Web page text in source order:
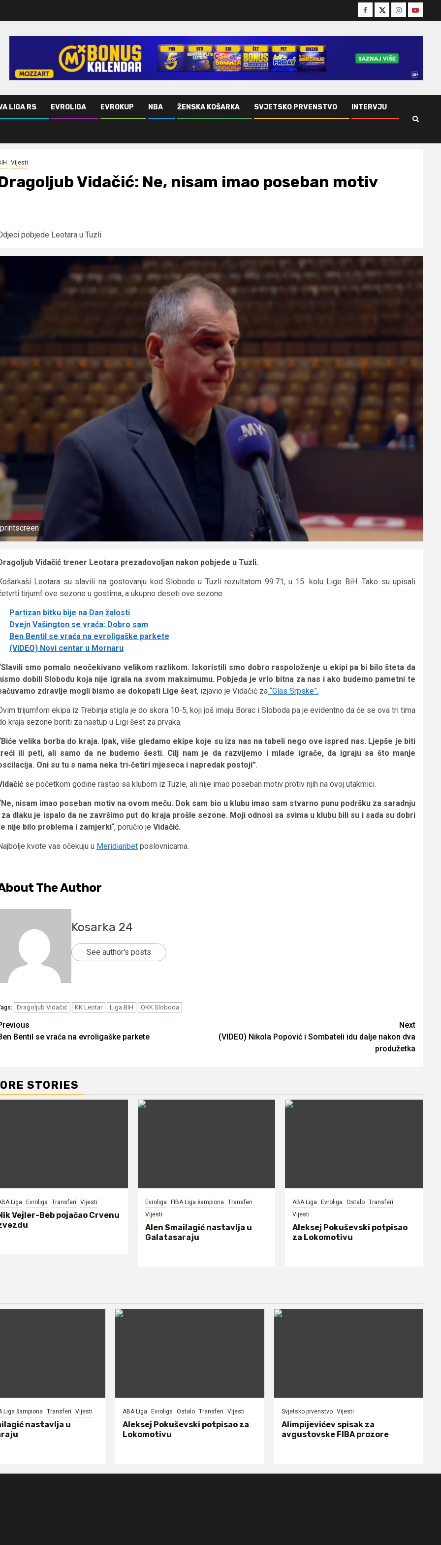
Facebook
TwitterInstagram
Youtube
LIGA RS EVROLIGA EVROKUP NBA ŽENSKA KOŠARKA SVJETSKO PRVENSTVO INTERVJU
Vijesti
Vidačić: Ne, nisam imao poseban motiv
pobjede Leotara u Tuzli.
printscreen
Vidačić trener Leotara prezadovoljan nakon pobjede u Tuzli.
Leotara su slavili na gostovanju kod Slobode u Tuzli rezultatom 99:71, u 15. kolu Lige BiH. Tako su upisali
tirjumf ove sezone u gostima, a ukupno deseti ove sezone.
Partizan bitku bije na Dan žalosti
Dvejn Vašington se vraća: Dobro sam
Ben Bentil se vraća na evroligaške parkete
(VIDEO) Novi centar u Mornaru
smo pomalo neočekivano velikom razlikom. Iskoristili smo dobro raspoloženje u ekipi pa bi bilo šteta da
dobili Slobodu koja nije igrala na svom maksimumu. Pobjeda je vrlo bitna za nas i ako budemo pametni te
zdravlje mogli bismo se dokopati Lige šest, izjavio je Vidačić za “Glas Srpske”.
trijumfom ekipa iz Trebinja stigla je do skora 10-5, koji još imaju Borac i Sloboda pa je evidentno da će se ova tri tima
kraja sezone boriti za nastup u Ligi šest za prvaka.
velika borba do kraja. Ipak, više gledamo ekipe koje su iza nas na tabeli nego ove ispred nas. Ljepše je biti
ili peti, ali samo da ne budemo šesti. Cilj nam je da razvijemo i mlade igrače, da igraju sa što manje
Oni su tu s nama neka tri-četiri mjeseca i napredak postoji”.
se početkom godine rastao sa klubom iz Tuzle, ali nije imao poseban motiv protiv njih na ovoj utakmici.
nisam imao poseban motiv na ovom meču. Dok sam bio u klubu imao sam stvarno punu podršku za saradnju
za dlaku je ispalo da ne završimo put do kraja prošle sezone. Moji odnosi sa svima u klubu bili su i sada su dobri
nije bilo problema i zamjerki“, poručio je Vidačić.
kvote vas očekuju u Meridianbet poslovnicama.
The Author
Kosarka 24
See author's posts
Dragoljub Vidačić KK Leotar Liga BiH OKK Sloboda
Bentil se vraća na evroligaške parkete
Next
(VIDEO) Nikola Popović i Sombateli idu dalje nakon dva
produžetka
STORIES
Liga Evroliga Transferi Vijesti
Vejler-Beb pojačao Crvenu
Evroliga FIBA Liga šampiona
Transferi
Vijesti
Alen Smailagić nastavlja u
Galatasaraju
ABA Liga Evroliga Ostalo Transferi
Vijesti
Aleksej Pokuševski potpisao
za Lokomotivu
Liga šampiona Transferi Vijesti
nastavlja u
ABA Liga Evroliga Ostalo Transferi Vijesti
Aleksej Pokuševski potpisao za
Lokomotivu
Svjetsko prvenstvo Vijesti
Alimpijevićev spisak za
avgustovske FIBA prozore